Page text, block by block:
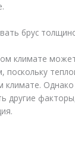
брус
климате
климате. Однако
другие